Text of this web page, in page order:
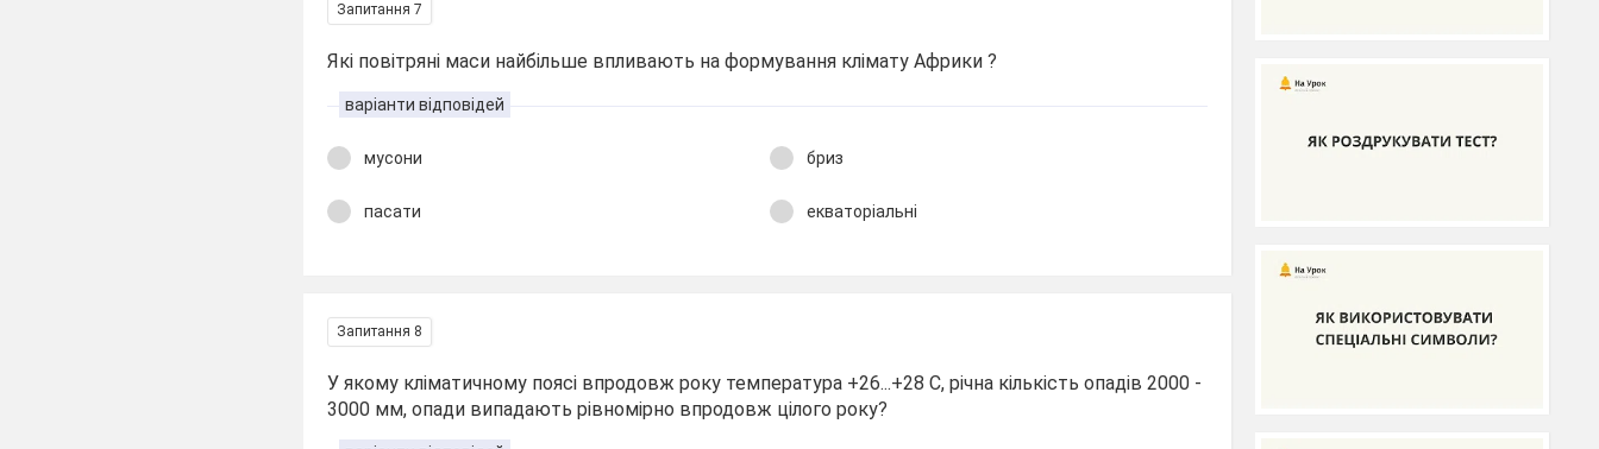
Запитання 7
Які повітряні маси найбільше впливають на формування клімату Африки ?
варіанти відповідей
мусони бриз
пасати екваторіальні
Запитання 8
У якому кліматичному поясі впродовж року температура +26...+28 С, річна кількість опадів 2000 -
3000 мм, опади випадають рівномірно впродовж цілого року?